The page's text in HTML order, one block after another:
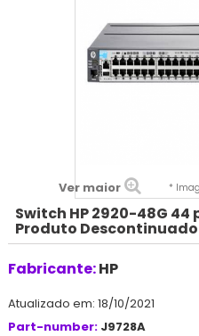
Ver maior *
Switch HP 2920-48G 44
Produto Descontinuado
Fabricante:HP
Atualizado em: 18/10/2021
Part-number: J9728A